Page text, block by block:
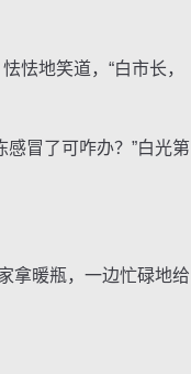
地笑道，“白市长，
冒了可咋办？”白光第
拿暖瓶，一边忙碌地给